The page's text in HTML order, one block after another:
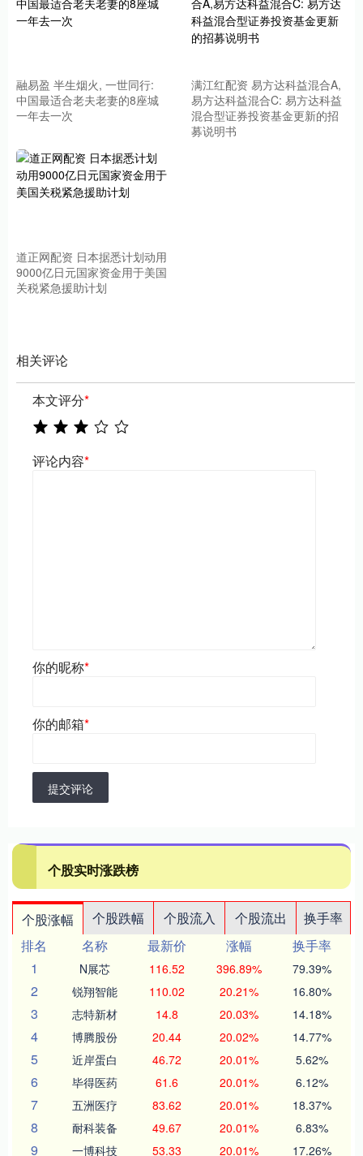
融易盈 半生烟火, 一世同行:
中国最适合老夫老妻的8座城
一年去一次
满江红配资 易方达科益混合A,
易方达科益混合C: 易方达科益
混合型证券投资基金更新的招
募说明书
道正网配资 日本据悉计划动用
9000亿日元国家资金用于美国
关税紧急援助计划
相关评论
本文评分*
评论内容*
你的昵称*
你的邮箱*
提交评论
个股实时涨跌榜
个股涨幅 个股跌幅 个股流入 个股流出
换手率
排名
名称 最新价 涨幅
换手率
1
N展芯 116.52 396.89% 79.39%
2 锐翔智能 110.02 20.21% 16.80%
3 志特新材 14.8 20.03% 14.18%
4 博腾股份 20.44 20.02% 14.77%
5 近岸蛋白 46.72 20.01% 5.62%
6 毕得医药 61.6 20.01% 6.12%
7 五洲医疗 83.62 20.01% 18.37%
8 耐科装备 49.67 20.01% 6.83%
9 一博科技 53.33 20.01% 17.26%